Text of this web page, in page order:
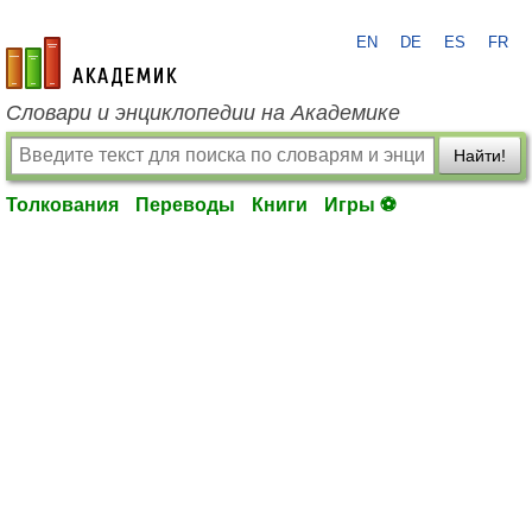
academic.ru
EN DE ES FR
Словари и энциклопедии на Академике
Найти!
Толкования Переводы Книги Игры ⚽